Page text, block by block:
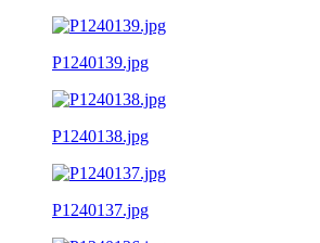
P1240139.jpg
P1240138.jpg
P1240137.jpg